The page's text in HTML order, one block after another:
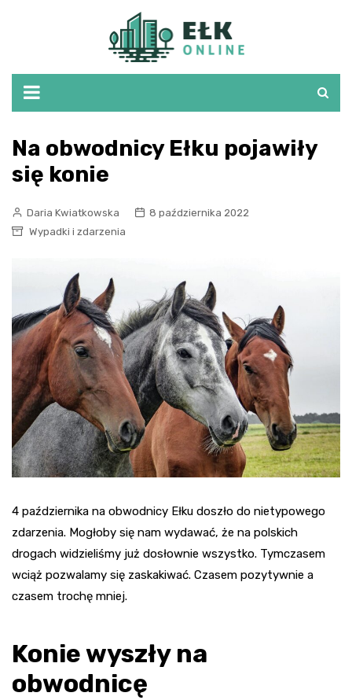
Na obwodnicy Ełku pojawiły
się konie
Daria Kwiatkowska
8 października 2022
Wypadki i zdarzenia
4 października na obwodnicy Ełku doszło do nietypowego
zdarzenia. Mogłoby się nam wydawać, że na polskich
drogach widzieliśmy już dosłownie wszystko. Tymczasem
wciąż pozwalamy się zaskakiwać. Czasem pozytywnie a
czasem trochę mniej.
Konie wyszły na
obwodnicę